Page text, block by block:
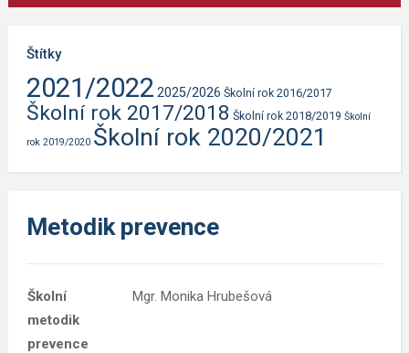
Štítky
2021/2022 2025/2026 Školní rok 2016/2017
Školní rok 2017/2018 Školní rok 2018/2019 Školní
rok 2019/2020 Školní rok 2020/2021
Metodik prevence
Školní
metodik
prevence
Mgr. Monika Hrubešová